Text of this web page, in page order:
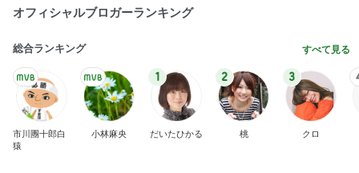
オフィシャルブロガーランキング
総合ランキング すべて見る
市川團十郎白
猿
小林麻央
1
だいたひかる
2
桃
3
クロ